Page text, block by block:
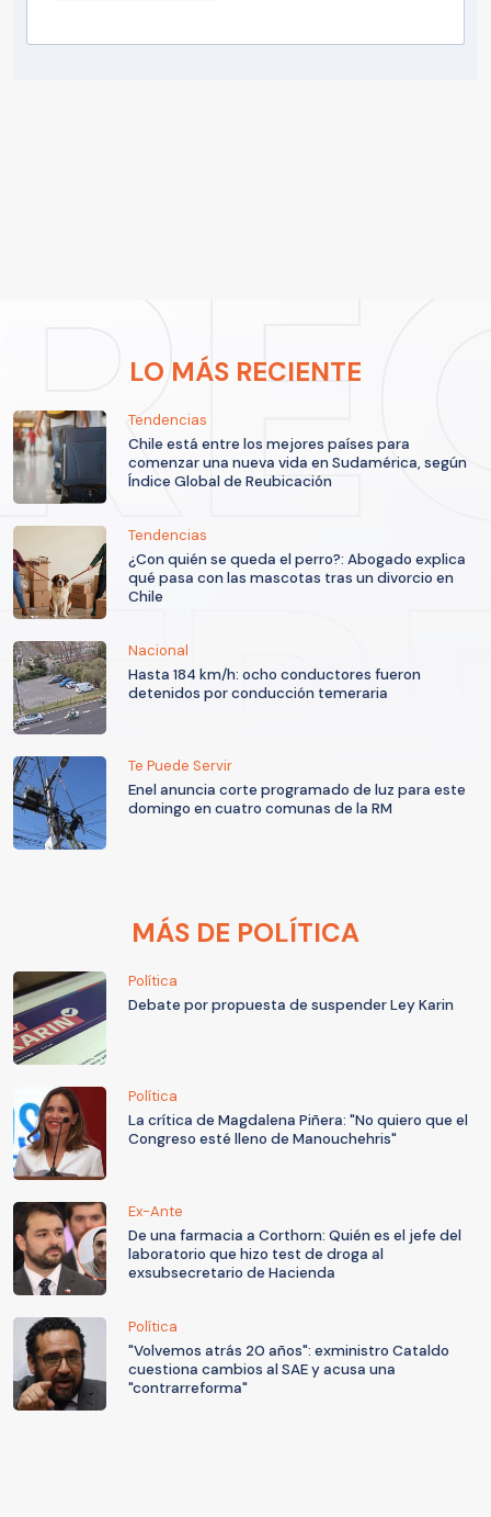
LO MÁS RECIENTE
Tendencias
Chile está entre los mejores países para
comenzar una nueva vida en Sudamérica, según
Índice Global de Reubicación
Tendencias
¿Con quién se queda el perro?: Abogado explica
qué pasa con las mascotas tras un divorcio en
Chile
Nacional
Hasta 184 km/h: ocho conductores fueron
detenidos por conducción temeraria
Te Puede Servir
Enel anuncia corte programado de luz para este
domingo en cuatro comunas de la RM
MÁS DE POLÍTICA
Política
Debate por propuesta de suspender Ley Karin
Política
La crítica de Magdalena Piñera: "No quiero que el
Congreso esté lleno de Manouchehris"
Ex-Ante
De una farmacia a Corthorn: Quién es el jefe del
laboratorio que hizo test de droga al
exsubsecretario de Hacienda
Política
"Volvemos atrás 20 años": exministro Cataldo
cuestiona cambios al SAE y acusa una
"contrarreforma"